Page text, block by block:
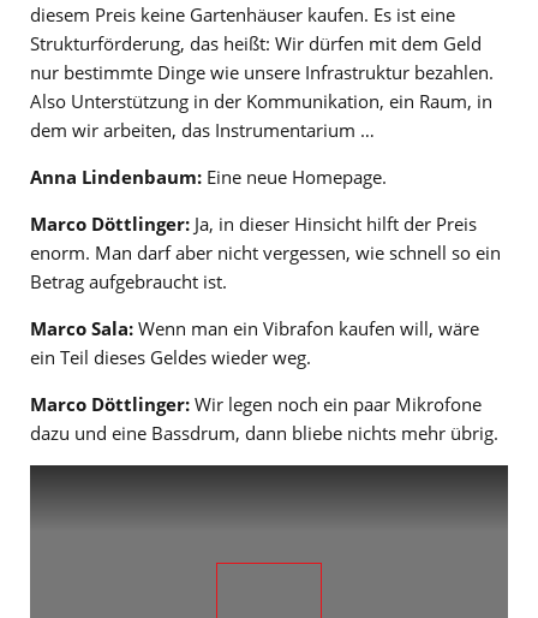
diesem Preis keine Gartenhäuser kaufen. Es ist eine
Strukturförderung, das heißt: Wir dürfen mit dem Geld
nur bestimmte Dinge wie unsere Infrastruktur bezahlen.
Also Unterstützung in der Kommunikation, ein Raum, in
dem wir arbeiten, das Instrumentarium …
Anna Lindenbaum: Eine neue Homepage.
Marco Döttlinger: Ja, in dieser Hinsicht hilft der Preis
enorm. Man darf aber nicht vergessen, wie schnell so ein
Betrag aufgebraucht ist.
Marco Sala: Wenn man ein Vibrafon kaufen will, wäre
ein Teil dieses Geldes wieder weg.
Marco Döttlinger: Wir legen noch ein paar Mikrofone
dazu und eine Bassdrum, dann bliebe nichts mehr übrig.